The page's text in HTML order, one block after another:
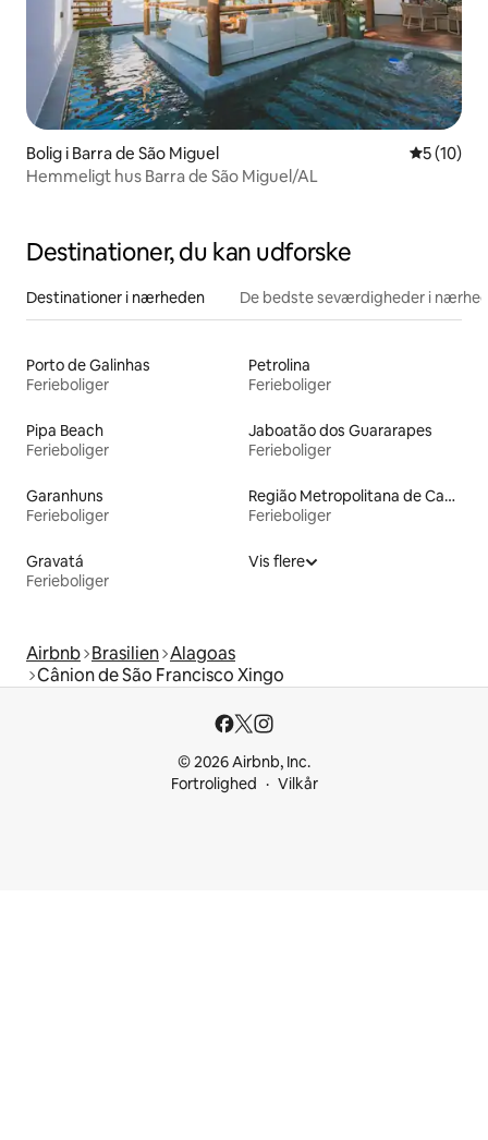
Bolig i Barra de São Miguel 5 ud af 5 i
5 (10)
Hemmeligt hus Barra de São Miguel/AL
Destinationer, du kan udforske
Destinationer i nærheden De bedste seværdigheder i
Porto de Galinhas
Ferieboliger
Petrolina
Ferieboliger
Pipa Beach
Ferieboliger
Jaboatão dos Guararapes
Ferieboliger
Garanhuns
Ferieboliger
Região Metropolitana de Campina Grande
Ferieboliger
Gravatá
Ferieboliger
Vis flere
Airbnb Brasilien Alagoas
Cânion de São Francisco Xingo
© 2026 Airbnb, Inc.
Fortrolighed
Vilkår